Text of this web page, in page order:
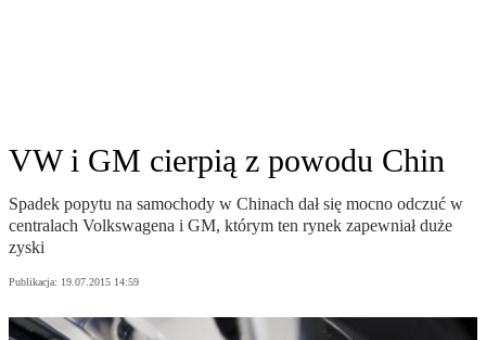
VW i GM cierpią z powodu Chin
Spadek popytu na samochody w Chinach dał się mocno odczuć w
centralach Volkswagena i GM, którym ten rynek zapewniał duże
zyski
Publikacja: 19.07.2015 14:59